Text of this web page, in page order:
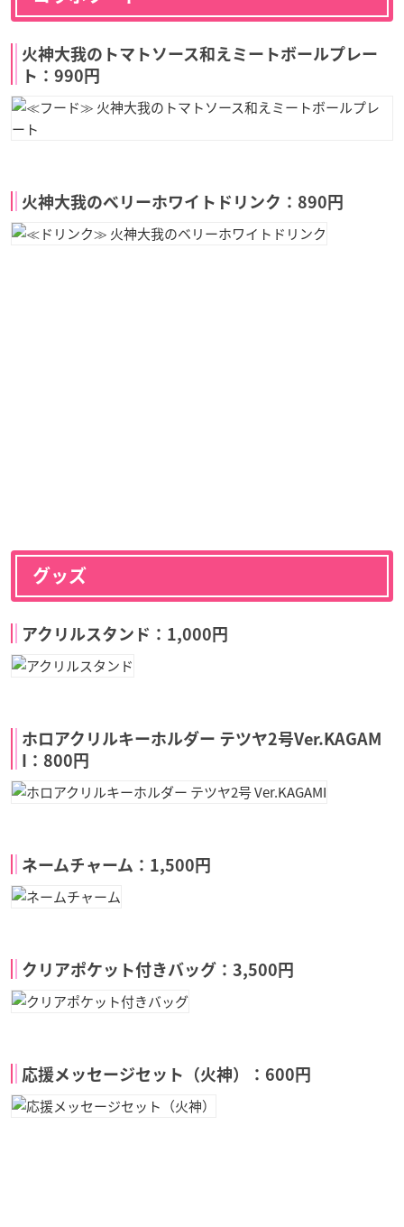
火神大我のトマトソース和えミートボールプレー
ト：990円
火神大我のベリーホワイトドリンク：890円
グッズ
アクリルスタンド：1,000円
ホロアクリルキーホルダー テツヤ2号Ver.KAGAM
I：800円
ネームチャーム：1,500円
クリアポケット付きバッグ：3,500円
応援メッセージセット（火神）：600円